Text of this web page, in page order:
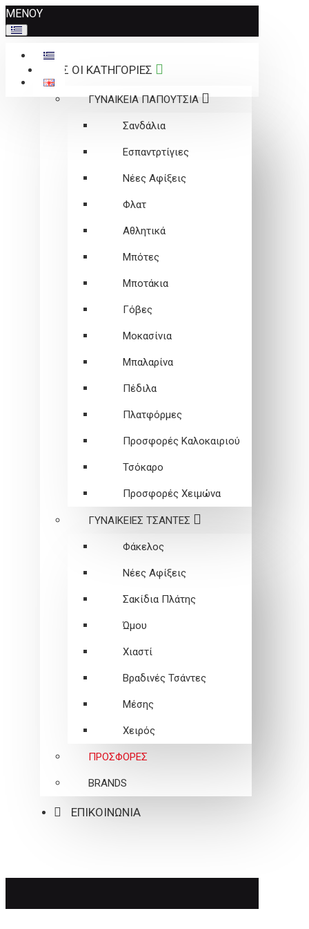
Σημείωση:
Αυτός
ο
ιστότοπος
περιλαμβάνει
προσβασιμότητας.
ΜΕΝΟΥ
ΟΛΕΣ ΟΙ ΚΑΤΗΓΟΡΙΕΣ
ΓΥΝΑΙΚΕΙΑ ΠΑΠΟΥΤΣΙΑ
Σανδάλια
Εσπαντρτίγιες
Νέες Αφίξεις
Φλατ
Αθλητικά
Μπότες
Μποτάκια
Γόβες
Μοκασίνια
Μπαλαρίνα
Πέδιλα
Πλατφόρμες
Προσφορές Καλοκαιριού
Τσόκαρο
Προσφορές Χειμώνα
ΓΥΝΑΙΚΕΙEΣ ΤΣΑΝΤΕΣ
Φάκελος
Νέες Αφίξεις
Σακίδια Πλάτης
Ώμου
Χιαστί
Βραδινές Τσάντες
Μέσης
Χειρός
ΠΡΟΣΦΟΡΕΣ
BRANDS
ΕΠΙΚΟΙΝΩΝΙΑ